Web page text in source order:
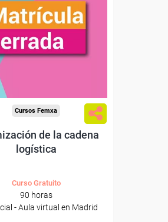
Cursos Femxa
de la cadena
logística
Curso Gratuito
90 horas
- Aula virtual en Madrid